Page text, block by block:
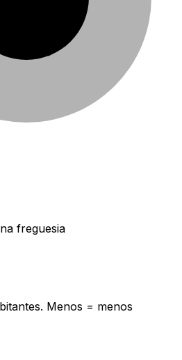
na freguesia
Menos = menos